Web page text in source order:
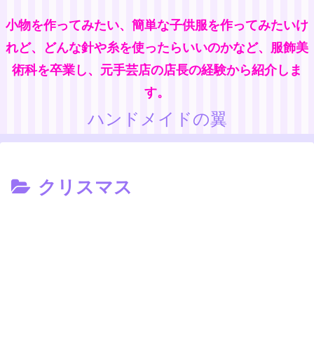
小物を作ってみたい、簡単な子供服を作ってみたいけ
れど、どんな針や糸を使ったらいいのかなど、服飾美
術科を卒業し、元手芸店の店長の経験から紹介しま
す。
ハンドメイドの翼
クリスマス